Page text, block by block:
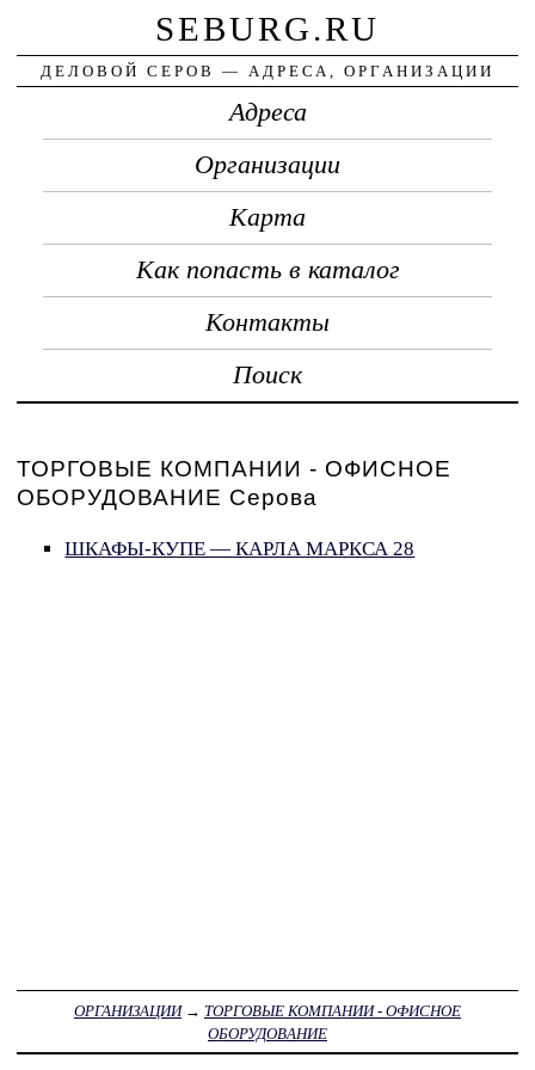
SEBURG.RU
ДЕЛОВОЙ СЕРОВ — АДРЕСА, ОРГАНИЗАЦИИ
Адреса
Организации
Карта
Как попасть в каталог
Контакты
Поиск
ТОРГОВЫЕ КОМПАНИИ - ОФИСНОЕ
ОБОРУДОВАНИЕ Серова
ШКАФЫ-КУПЕ — КАРЛА МАРКСА 28
ОРГАНИЗАЦИИ→ ТОРГОВЫЕ КОМПАНИИ - ОФИСНОЕ
ОБОРУДОВАНИЕ